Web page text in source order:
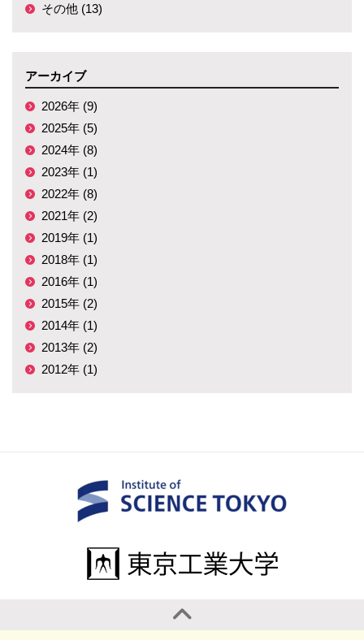
その他 (13)
アーカイブ
2026年 (9)
2025年 (5)
2024年 (8)
2023年 (1)
2022年 (8)
2021年 (2)
2019年 (1)
2018年 (1)
2016年 (1)
2015年 (2)
2014年 (1)
2013年 (2)
2012年 (1)